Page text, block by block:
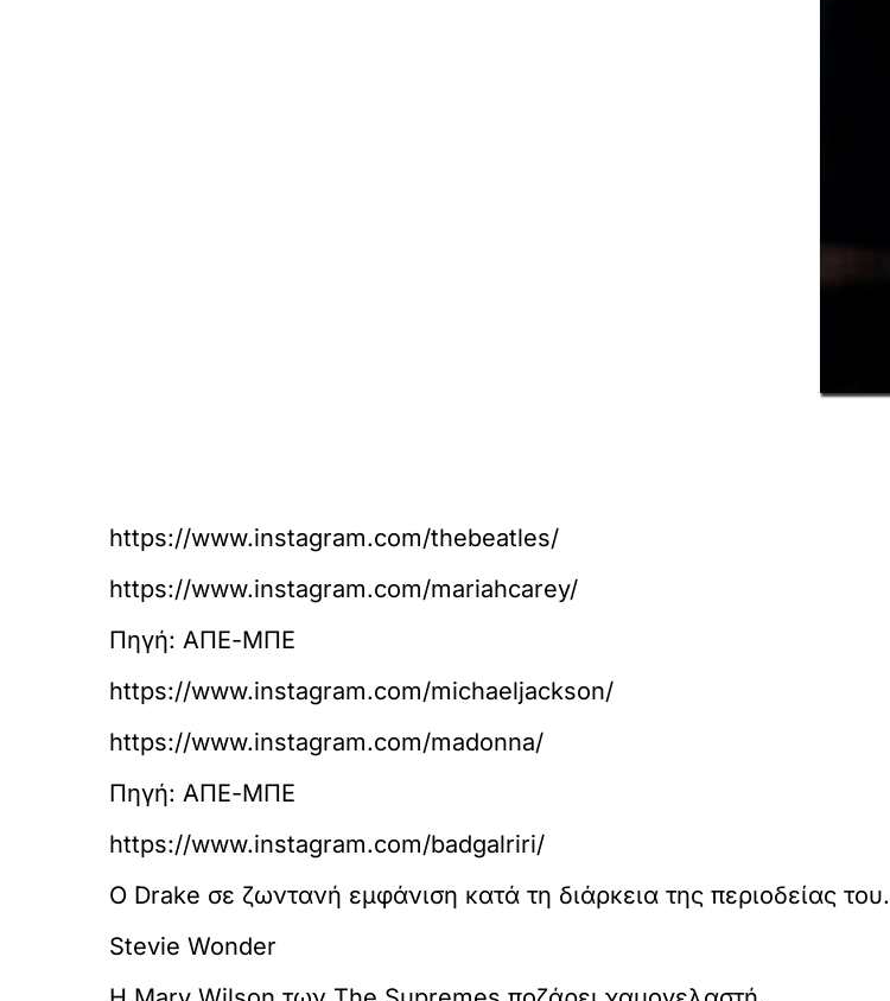
https://www.instagram.com/thebeatles/
https://www.instagram.com/mariahcarey/
Πηγή: ΑΠΕ-ΜΠΕ
https://www.instagram.com/michaeljackson/
https://www.instagram.com/madonna/
Πηγή: ΑΠΕ-ΜΠΕ
https://www.instagram.com/badgalriri/
Ο Drake σε ζωντανή εμφάνιση κατά τη διάρκεια της περιοδείας του.
Stevie Wonder